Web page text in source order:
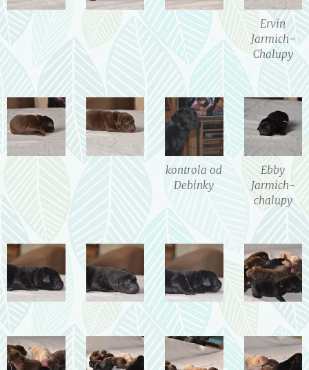
Ervin
Jarmich-
Chalupy
kontrola od
Debinky
Ebby
Jarmich-
chalupy